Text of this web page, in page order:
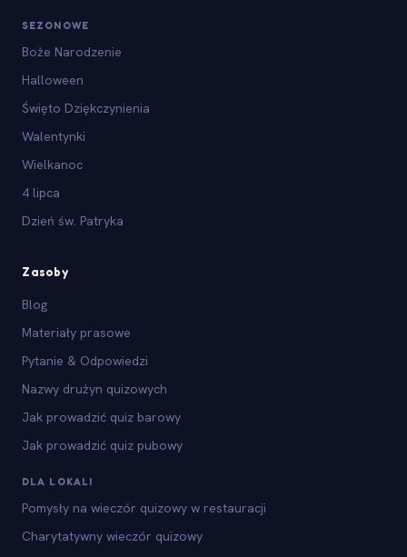
SEZONOWE
Boże Narodzenie
Halloween
Święto Dziękczynienia
Walentynki
Wielkanoc
4 lipca
Dzień św. Patryka
Zasoby
Blog
Materiały prasowe
Pytanie & Odpowiedzi
Nazwy drużyn quizowych
Jak prowadzić quiz barowy
Jak prowadzić quiz pubowy
DLA LOKALI
Pomysły na wieczór quizowy w restauracji
Charytatywny wieczór quizowy